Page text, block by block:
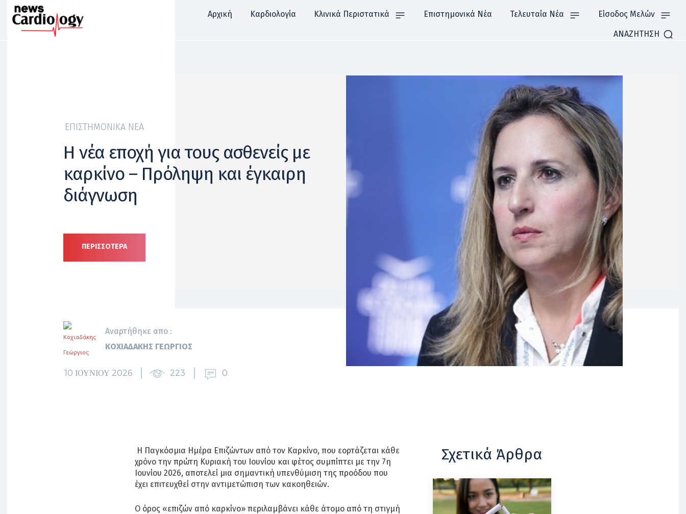
Αρχική Καρδιολογία Κλινικά Περιστατικά Επιστημονικά Νέα Τελευταία Νέα Είσοδος Μελών
ΑΝΑΖΗΤΗΣΗ
ΕΠΙΣΤΗΜΟΝΙΚΆ ΝΈΑ
Η νέα εποχή για τους ασθενείς με
καρκίνο – Πρόληψη και έγκαιρη
διάγνωση
ΠΕΡΙΣΣΟΤΕΡΑ
Αναρτήθηκε απο :
ΚΟΧΙΑΔΆΚΗΣ ΓΕΏΡΓΙΟΣ
10 ΙΟΥΝΊΟΥ 2026 223 0
Η Παγκόσμια Ημέρα Επιζώντων από τον Καρκίνο, που εορτάζεται κάθε
χρόνο την πρώτη Κυριακή του Ιουνίου και φέτος συμπίπτει με την 7η
Ιουνίου 2026, αποτελεί μια σημαντική υπενθύμιση της προόδου που
έχει επιτευχθεί στην αντιμετώπιση των κακοηθειών.
Ο όρος «επιζών από καρκίνο» περιλαμβάνει κάθε άτομο από τη στιγμή
Σχετικά Άρθρα